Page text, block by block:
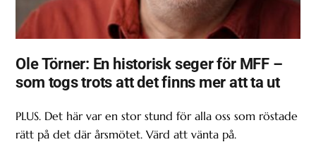
Ole Törner: En historisk seger för MFF –
som togs trots att det finns mer att ta ut
PLUS. Det här var en stor stund för alla oss som röstade
rätt på det där årsmötet. Värd att vänta på.